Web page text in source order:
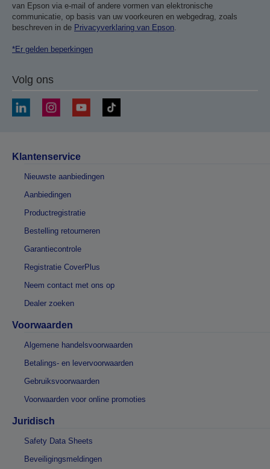
van Epson via e-mail of andere vormen van elektronische
communicatie, op basis van uw voorkeuren en webgedrag, zoals
beschreven in de Privacyverklaring van Epson
*Er gelden beperkingen
Volg ons
Klantenservice
Nieuwste aanbiedingen
Aanbiedingen
Productregistratie
Bestelling retourneren
Garantiecontrole
Registratie CoverPlus
Neem contact met ons op
Dealer zoeken
Voorwaarden
Algemene handelsvoorwaarden
Betalings- en levervoorwaarden
Gebruiksvoorwaarden
Voorwaarden voor online promoties
Juridisch
Safety Data Sheets
Beveiligingsmeldingen